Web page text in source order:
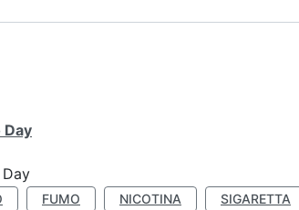
Day
FUMO NICOTINA SIGARETTA